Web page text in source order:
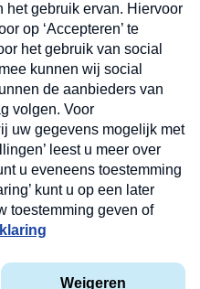
op onze
in uw